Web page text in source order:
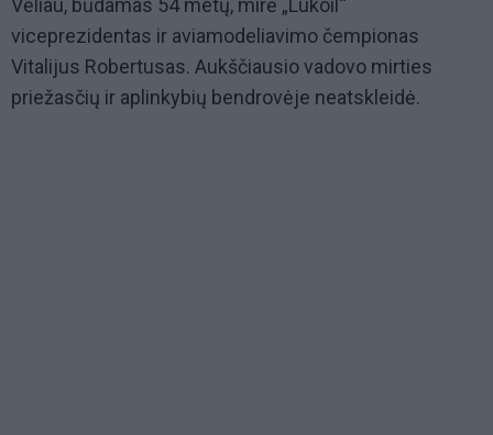
Vėliau, būdamas 54 metų, mirė „Lukoil“
viceprezidentas ir aviamodeliavimo čempionas
Vitalijus Robertusas. Aukščiausio vadovo mirties
priežasčių ir aplinkybių bendrovėje neatskleidė.